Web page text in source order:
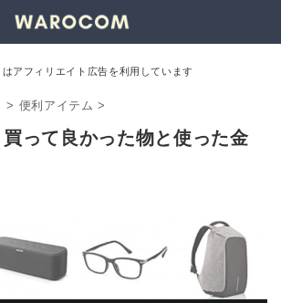
はアフィリエイト広告を利用しています
> 便利アイテム >
買って良かった物と使った金